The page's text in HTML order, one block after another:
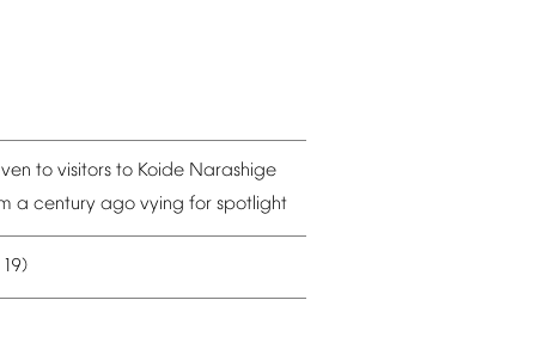
to visitors to Koide Narashige
a century ago vying for spotlight
19)